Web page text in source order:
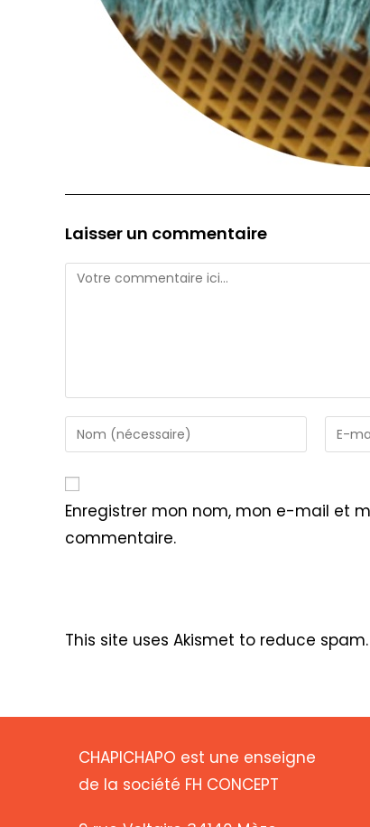
Laisser un commentaire
Comment
Enter
your
or
username
to
Enter
your
to
Enregistrer mon nom, mon e-mail et
commentaire.
This site uses Akismet to reduce spam.
CHAPICHAPO est une enseigne
de la société FH CONCEPT